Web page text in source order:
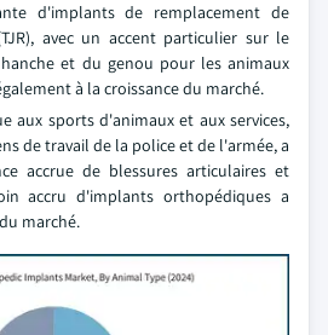
d'implants de remplacement de
avec un accent particulier sur le
et du genou pour les animaux
à la croissance du marché.
aux sports d'animaux et aux services,
de travail de la police et de l'armée, a
accrue de blessures articulaires et
accru d'implants orthopédiques a
marché.